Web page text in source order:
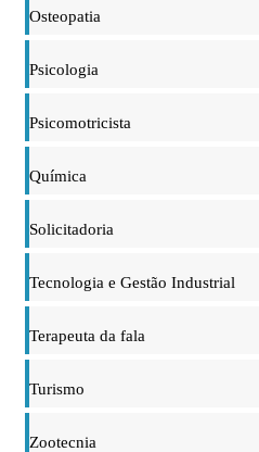
Osteopatia
Psicologia
Psicomotricista
Química
Solicitadoria
Tecnologia e Gestão Industrial
Terapeuta da fala
Turismo
Zootecnia